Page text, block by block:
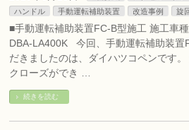
ハンドル
手動運転補助装置 改造事例 旋
■手動運転補助装置FC-B型施工 施工
DBA-LA400K 今回、手動運転補助装置
だきましたのは、ダイハツコペンです。
クローズができ …
続きを読む